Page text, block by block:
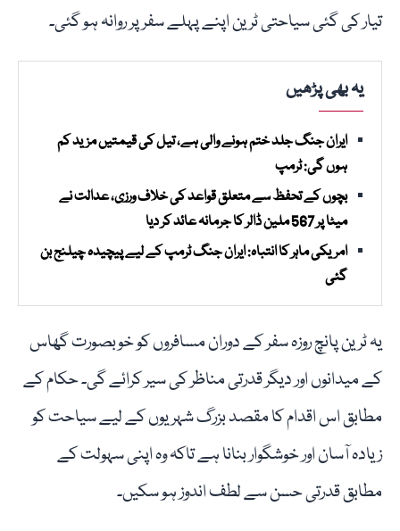
تیار کی گئی سیاحتی ٹرین اپنے پہلے سفر پر روانہ ہو گئی۔
یہ بھی پڑھیں
ایران جنگ جلد ختم ہونے والی ہے، تیل کی قیمتیں مزید کم
ہوں گی: ٹرمپ
بچوں کے تحفظ سے متعلق قواعد کی خلاف ورزی، عدالت نے
میٹا پر 567 ملین ڈالر کا جرمانہ عائد کر دیا
امریکی ماہر کا انتباہ: ایران جنگ ٹرمپ کے لیے پیچیدہ چیلنج بن
گئی
یہ ٹرین پانچ روزہ سفر کے دوران مسافروں کو خوبصورت گھاس
کے میدانوں اور دیگر قدرتی مناظر کی سیر کرائے گی۔ حکام کے
مطابق اس اقدام کا مقصد بزرگ شہریوں کے لیے سیاحت کو
زیادہ آسان اور خوشگوار بنانا ہے تاکہ وہ اپنی سہولت کے
مطابق قدرتی حسن سے لطف اندوز ہو سکیں۔